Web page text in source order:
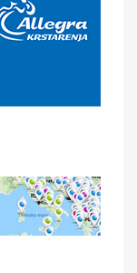
slučaju